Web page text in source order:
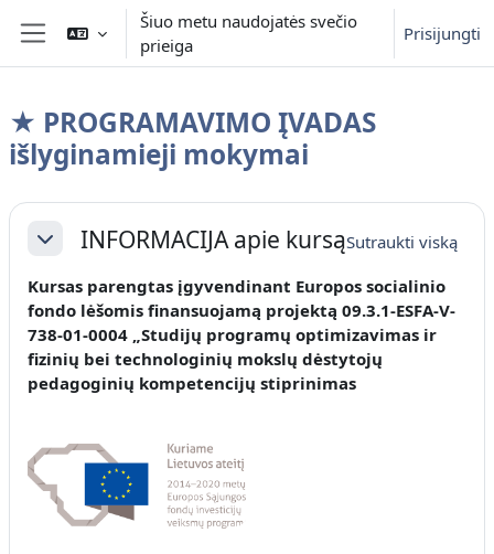
Pereiti į pagrindinį turinį
Šoninis skydelis
Šiuo metu naudojatės svečio
prieiga
Prisijungti
★ PROGRAMAVIMO ĮVADAS
išlyginamieji mokymai
Dalies kontūras
SutrauktiINFORMACIJA apie kursąSutraukti viską
Kursas parengtas įgyvendinant Europos socialinio
fondo lėšomis finansuojamą projektą 09.3.1-ESFA-V-
738-01-0004 „Studijų programų optimizavimas ir
fizinių bei technologinių mokslų dėstytojų
pedagoginių kompetencijų stiprinimas